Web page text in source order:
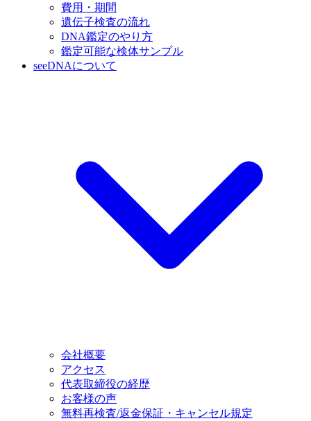
費用・期間
遺伝子検査の流れ
DNA鑑定のやり方
鑑定可能な検体サンプル
seeDNAについて
会社概要
アクセス
代表取締役の経歴
お客様の声
無料再検査/返金保証・キャンセル規定